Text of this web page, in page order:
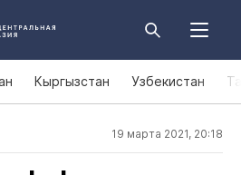
Кыргызстан Узбекистан
19 марта 2021, 20:18